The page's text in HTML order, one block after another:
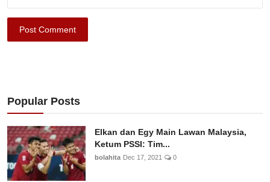
Post Comment
Popular Posts
Elkan dan Egy Main Lawan Malaysia,
Ketum PSSI: Tim...
bolahita Dec 17, 2021 0